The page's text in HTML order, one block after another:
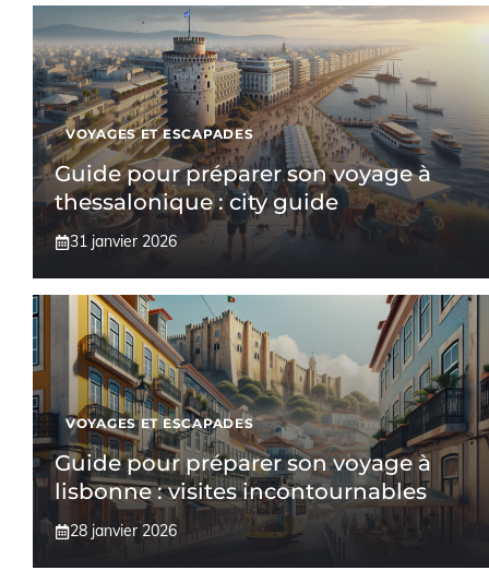
VOYAGES ET ESCAPADES
Guide pour préparer son voyage à
thessalonique : city guide
31 janvier 2026
VOYAGES ET ESCAPADES
Guide pour préparer son voyage à
lisbonne : visites incontournables
28 janvier 2026